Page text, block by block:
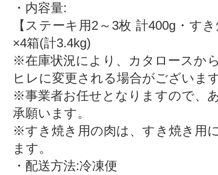
・内容量:
【ステーキ用2～3枚 計400g・す
×4箱(計3.4kg)
※在庫状況により、カタロースか
ヒレに変更される場合がございま
※事業者お任せとなりますので、
承願います。
※すき焼き用の肉は、すき焼き用
ます。
・配送方法:冷凍便